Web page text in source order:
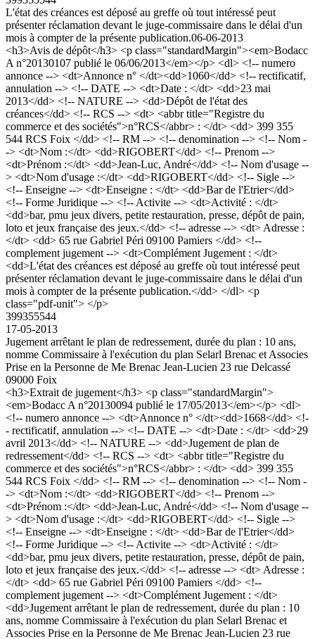
L'état des créances est déposé au greffe où tout intéressé peut
présenter réclamation devant le juge-commissaire dans le délai d'un
mois à compter de la présente publication.06-06-2013
<h3>Avis de dépôt</h3> <p class="standardMargin"><em>Bodacc
A n°20130107 publié le 06/06/2013</em></p> <dl> <!-- numero
annonce --> <dt>Annonce n° </dt><dd>1060</dd> <!-- rectificatif,
annulation --> <!-- DATE --> <dt>Date : </dt> <dd>23 mai
2013</dd> <!-- NATURE --> <dd>Dépôt de l'état des
créances</dd> <!-- RCS --> <dt> <abbr title="Registre du
commerce et des sociétés">n°RCS</abbr> : </dt> <dd> 399 355
544 RCS Foix </dd> <!-- RM --> <!-- denomination --> <!-- Nom -
-> <dt>Nom :</dt> <dd>RIGOBERT</dd> <!-- Prenom -->
<dt>Prénom :</dt> <dd>Jean-Luc, André</dd> <!-- Nom d'usage --
> <dt>Nom d'usage :</dt> <dd>RIGOBERT</dd> <!-- Sigle -->
<!-- Enseigne --> <dt>Enseigne : </dt> <dd>Bar de l'Etrier</dd>
<!-- Forme Juridique --> <!-- Activite --> <dt>Activité : </dt>
<dd>bar, pmu jeux divers, petite restauration, presse, dépôt de pain,
loto et jeux française des jeux.</dd> <!-- adresse --> <dt> Adresse :
</dt> <dd> 65 rue Gabriel Péri 09100 Pamiers </dd> <!--
complement jugement --> <dt>Complément Jugement : </dt>
<dd>L'état des créances est déposé au greffe où tout intéressé peut
présenter réclamation devant le juge-commissaire dans le délai d'un
mois à compter de la présente publication.</dd> </dl> <p
class="pdf-unit"> </p>
399355544
17-05-2013
Jugement arrêtant le plan de redressement, durée du plan : 10 ans,
nomme Commissaire à l'exécution du plan Selarl Brenac et Associes
Prise en la Personne de Me Brenac Jean-Lucien 23 rue Delcassé
09000 Foix
<h3>Extrait de jugement</h3> <p class="standardMargin">
<em>Bodacc A n°20130094 publié le 17/05/2013</em></p> <dl>
<!-- numero annonce --> <dt>Annonce n° </dt><dd>1668</dd> <!-
- rectificatif, annulation --> <!-- DATE --> <dt>Date : </dt> <dd>29
avril 2013</dd> <!-- NATURE --> <dd>Jugement de plan de
redressement</dd> <!-- RCS --> <dt> <abbr title="Registre du
commerce et des sociétés">n°RCS</abbr> : </dt> <dd> 399 355
544 RCS Foix </dd> <!-- RM --> <!-- denomination --> <!-- Nom -
-> <dt>Nom :</dt> <dd>RIGOBERT</dd> <!-- Prenom -->
<dt>Prénom :</dt> <dd>Jean-Luc, André</dd> <!-- Nom d'usage --
> <dt>Nom d'usage :</dt> <dd>RIGOBERT</dd> <!-- Sigle -->
<!-- Enseigne --> <dt>Enseigne : </dt> <dd>Bar de l'Etrier</dd>
<!-- Forme Juridique --> <!-- Activite --> <dt>Activité : </dt>
<dd>bar, pmu jeux divers, petite restauration, presse, dépôt de pain,
loto et jeux française des jeux.</dd> <!-- adresse --> <dt> Adresse :
</dt> <dd> 65 rue Gabriel Péri 09100 Pamiers </dd> <!--
complement jugement --> <dt>Complément Jugement : </dt>
<dd>Jugement arrêtant le plan de redressement, durée du plan : 10
ans, nomme Commissaire à l'exécution du plan Selarl Brenac et
Associes Prise en la Personne de Me Brenac Jean-Lucien 23 rue